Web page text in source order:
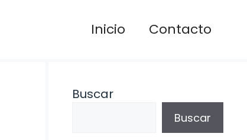
Inicio Contacto
Buscar
Buscar